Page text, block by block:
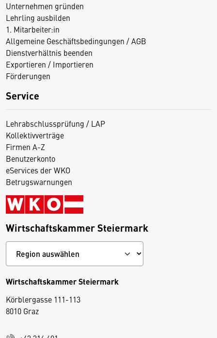
Unternehmen gründen
Lehrling ausbilden
1. Mitarbeiter:in
Allgemeine Geschäftsbedingungen / AGB
Dienstverhältnis beenden
Exportieren / Importieren
Förderungen
Service
Lehrabschlussprüfung / LAP
Kollektivverträge
Firmen A-Z
Benutzerkonto
eServices der WKO
Betrugswarnungen
Wirtschaftskammer Steiermark
Wirtschaftskammer Steiermark
Körblergasse 111-113
8010 Graz
D
i